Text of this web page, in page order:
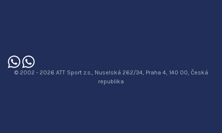
© 2002 - 2026 ATT Sport z.s., Nuselská 262/34, Praha 4, 140 00, Česká
republika